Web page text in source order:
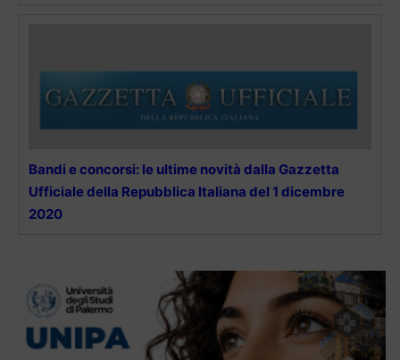
Bandi e concorsi: le ultime novità dalla Gazzetta
Ufficiale della Repubblica Italiana del 1 dicembre
2020